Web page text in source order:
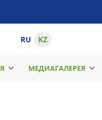
RU KZ
МЕДИАГАЛЕРЕЯ